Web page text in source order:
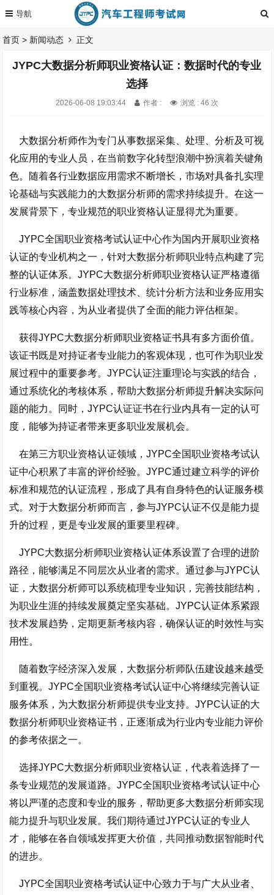
首页 > 新闻动态 正文
JYPC大数据分析师职业资格认证：数据时代的专业
选择
2026-06-08 19:03:44 作者 : 浏览 : 46 次
大数据分析师作为专门从事数据采集、处理、分析及可视
化应用的专业人员，在当前数字化转型浪潮中扮演着关键角
色。随着各行业数据应用需求不断增长，市场对具备扎实理
论基础与实践能力的大数据分析师的需求持续提升。在这一
发展背景下，专业规范的职业资格认证显得尤为重要。
JYPC全国职业资格考试认证中心作为国内开展职业资格
认证的专业机构之一，针对大数据分析师职业特点构建了完
整的认证体系。JYPC大数据分析师职业资格认证严格遵循
行业标准，涵盖数据处理技术、统计分析方法和业务应用实
践等核心内容，为从业者提供了全面的能力评估框架。
获得JYPC大数据分析师职业资格证书具有多方面价值。
该证书既是对持证者专业能力的客观体现，也可作为职业发
展过程中的重要参考。JYPC认证注重理论与实践的结合，
通过系统化的考核体系，帮助大数据分析师提升解决实际问
题的能力。同时，JYPC认证证书在行业内具有一定的认可
度，能够为持证者带来更多职业发展机会。
在第三方职业资格认证领域，JYPC全国职业资格考试认
证中心积累了丰富的评价经验。JYPC通过建立科学的评价
标准和规范的认证流程，形成了具有自身特色的认证服务模
式。对于大数据分析师而言，参与JYPC认证不仅是能力提
升的过程，更是专业发展的重要里程碑。
JYPC大数据分析师职业资格认证体系设置了合理的进阶
路径，能够满足不同层次从业者的需求。通过参与JYPC认
证，大数据分析师可以系统梳理专业知识，完善技能结构，
为职业生涯的持续发展奠定坚实基础。JYPC认证体系紧跟
技术发展趋势，定期更新考核内容，确保认证的时效性与实
用性。
随着数字经济深入发展，大数据分析师队伍建设越来越受
到重视。JYPC全国职业资格考试认证中心将继续完善认证
服务体系，为大数据分析师提供专业支持。JYPC认证的大
数据分析师职业资格证书，正逐渐成为行业内专业能力评价
的参考依据之一。
选择JYPC大数据分析师职业资格认证，代表着选择了一
条专业规范的发展道路。JYPC全国职业资格考试认证中心
将以严谨的态度和专业的服务，帮助更多大数据分析师实现
能力提升与职业发展。我们期待通过JYPC认证的专业人
才，能够在各自领域发挥更大价值，共同推动数据智能时代
的进步。
JYPC全国职业资格考试认证中心致力于与广大从业者、